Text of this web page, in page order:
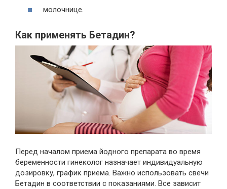
молочнице.
Как применять Бетадин?
Перед началом приема йодного препарата во время
беременности гинеколог назначает индивидуальную
дозировку, график приема. Важно использовать свечи
Бетадин в соответствии с показаниями. Все зависит